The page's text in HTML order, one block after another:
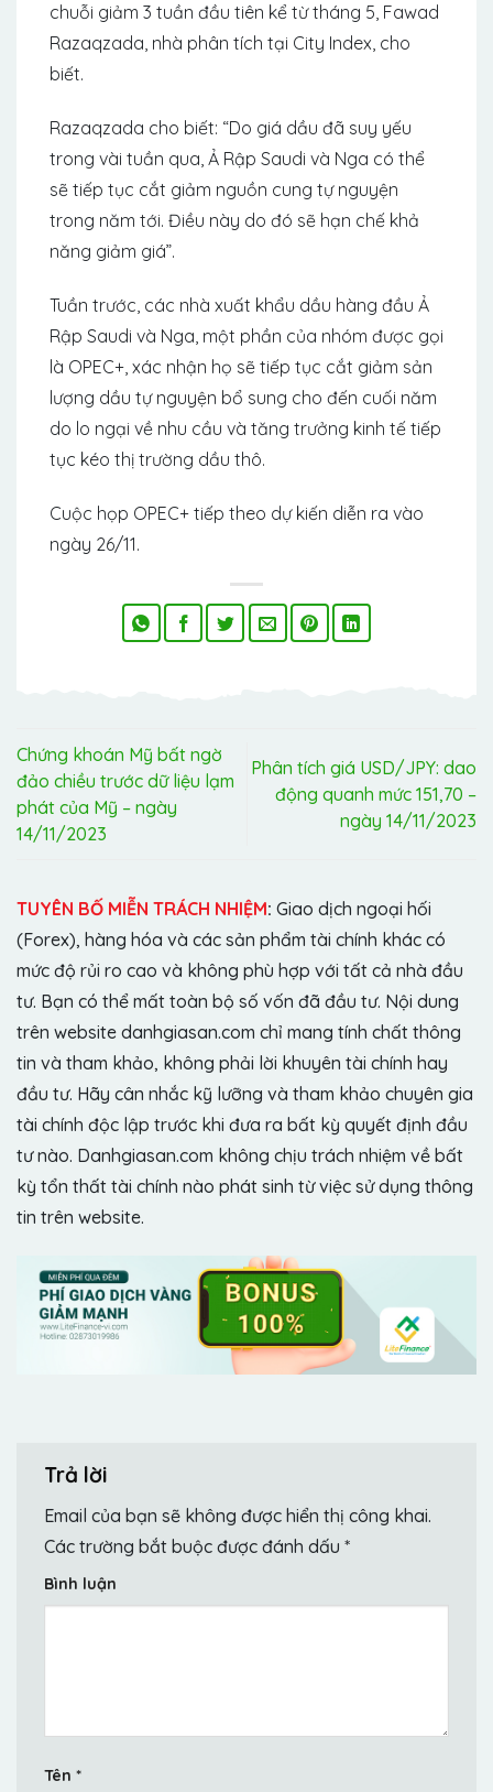
chuỗi giảm 3 tuần đầu tiên kể từ tháng 5, Fawad
Razaqzada, nhà phân tích tại City Index, cho
biết.
Razaqzada cho biết: “Do giá dầu đã suy yếu
trong vài tuần qua, Ả Rập Saudi và Nga có thể
sẽ tiếp tục cắt giảm nguồn cung tự nguyện
trong năm tới. Điều này do đó sẽ hạn chế khả
năng giảm giá”.
Tuần trước, các nhà xuất khẩu dầu hàng đầu Ả
Rập Saudi và Nga, một phần của nhóm được gọi
là OPEC+, xác nhận họ sẽ tiếp tục cắt giảm sản
lượng dầu tự nguyện bổ sung cho đến cuối năm
do lo ngại về nhu cầu và tăng trưởng kinh tế tiếp
tục kéo thị trường dầu thô.
Cuộc họp OPEC+ tiếp theo dự kiến ​​diễn ra vào
ngày 26/11.
Chứng khoán Mỹ bất ngờ
đảo chiều trước dữ liệu lạm
phát của Mỹ – ngày
14/11/2023
Phân tích giá USD/JPY: dao
động quanh mức 151,70 –
ngày 14/11/2023
TUYÊN BỐ MIỄN TRÁCH NHIỆM: Giao dịch ngoại hối
(Forex), hàng hóa và các sản phẩm tài chính khác có
mức độ rủi ro cao và không phù hợp với tất cả nhà đầu
tư. Bạn có thể mất toàn bộ số vốn đã đầu tư. Nội dung
trên website danhgiasan.com chỉ mang tính chất thông
tin và tham khảo, không phải lời khuyên tài chính hay
đầu tư. Hãy cân nhắc kỹ lưỡng và tham khảo chuyên gia
tài chính độc lập trước khi đưa ra bất kỳ quyết định đầu
tư nào. Danhgiasan.com không chịu trách nhiệm về bất
kỳ tổn thất tài chính nào phát sinh từ việc sử dụng thông
tin trên website.
Trả lời
Email của bạn sẽ không được hiển thị công khai.
Các trường bắt buộc được đánh dấu *
Bình luận
Tên *